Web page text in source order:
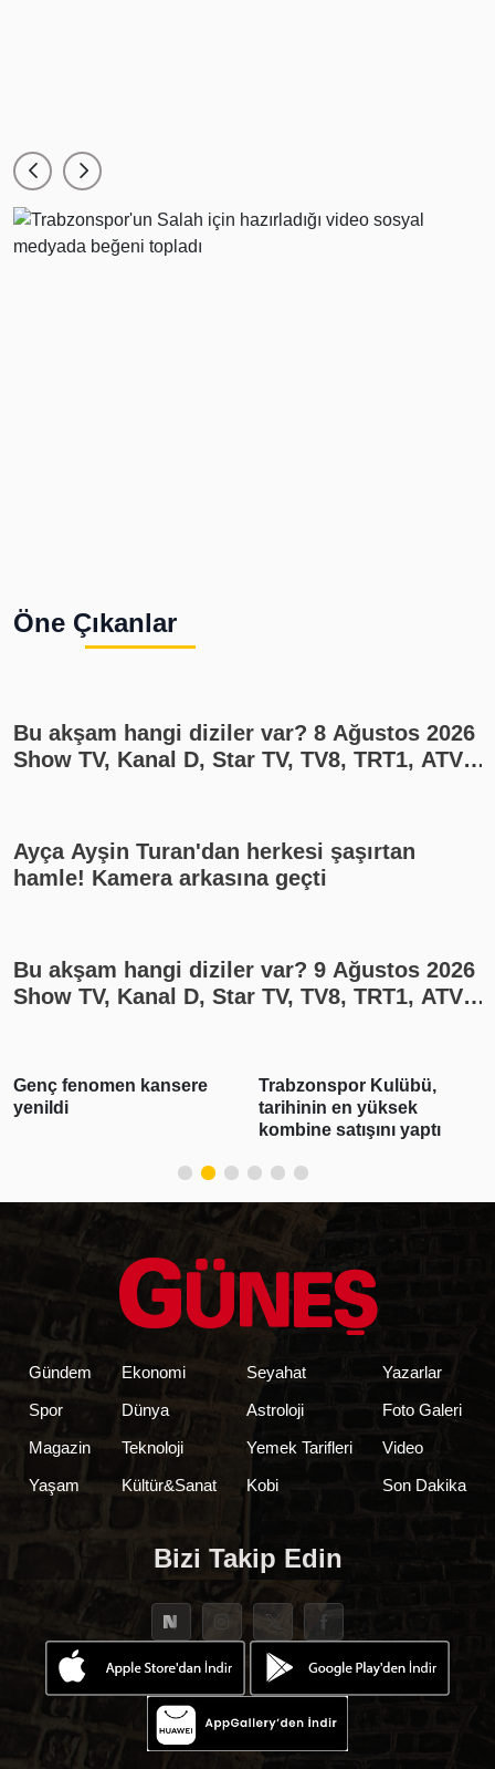
Öne Çıkanlar
Bu akşam hangi diziler var? 8 Ağustos 2026
Show TV, Kanal D, Star TV, TV8, TRT1, ATV
Ayça Ayşin Turan'dan herkesi şaşırtan
hamle! Kamera arkasına geçti
Bu akşam hangi diziler var? 9 Ağustos 2026
Show TV, Kanal D, Star TV, TV8, TRT1, ATV
Trabzonspor Kulübü,
kombine satışını yaptı
3 ilde suç örgütü
operasyonu: 28
tutuklandı
Gündem
Spor
Magazin
Yaşam
Ekonomi
Dünya
Teknoloji
Kültür&Sanat
Seyahat
Astroloji
Yemek Tarifleri
Kobi
Yazarlar
Foto Galeri
Video
Son Dakika
Bizi Takip Edin